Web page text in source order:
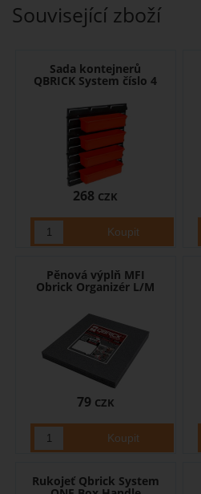
Související zboží
Sada kontejnerů
QBRICK System číslo 4
268 CZK
Pěnová výplň MFI
Obrick Organizér L/M
79 CZK
Rukojeť Qbrick System